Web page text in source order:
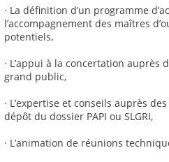
· La définition d’un programme
l’accompagnement des maîtres
potentiels,
· L’appui à la concertation
grand public,
· L’expertise et conseils auprès
dépôt du dossier PAPI ou SLGRI,
· L’animation de réunions